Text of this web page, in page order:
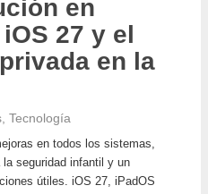
en
27 y el
en la
, Tecnología
en todos los sistemas,
seguridad infantil y un
útiles. iOS 27, iPadOS